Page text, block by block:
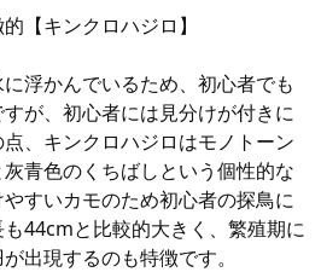
【キンクロハジロ】
浮かんでいるため、初心者でも
が、初心者には見分けが付きに
、キンクロハジロはモノトーン
青色のくちばしという個性的な
すいカモのため初心者の探鳥に
44cmと比較的大きく、繁殖期に
出現するのも特徴です。